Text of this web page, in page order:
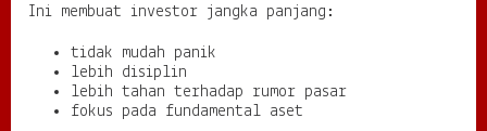
Ini membuat investor jangka panjang:
tidak mudah panik
lebih disiplin
lebih tahan terhadap rumor pasar
fokus pada fundamental aset